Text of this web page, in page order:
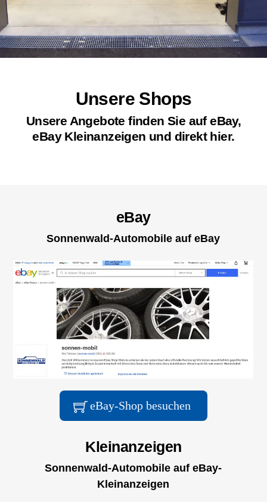
Unsere Shops
Unsere Angebote finden Sie auf eBay,
eBay Kleinanzeigen und direkt hier.
eBay
Sonnenwald-Automobile auf eBay
eBay-Shop besuchen
Kleinanzeigen
Sonnenwald-Automobile auf eBay-
Kleinanzeigen